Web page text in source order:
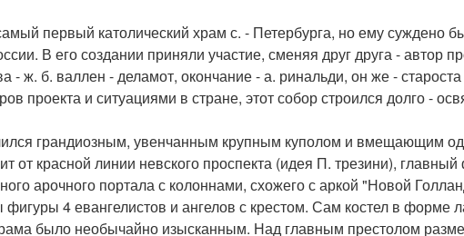
первый католический храм с. - Петербурга, но ему суждено
В его создании приняли участие, сменяя друг друга - автор
- ж. б. валлен - деламот, окончание - а. ринальди, он же -
проекта и ситуациями в стране, этот собор строился долго -
грандиозным, увенчанным крупным куполом и вмещающим
от красной линии невского проспекта (идея П. трезини),
арочного портала с колоннами, схожего с аркой "Новой
фигуры 4 евангелистов и ангелов с крестом. Сам костел в форме
было необычайно изысканным. Над главным престолом